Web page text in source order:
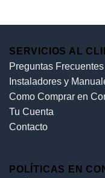
SERVICIOS AL
Preguntas
Instaladores y
Como Comprar en
Tu Cuenta
Contacto
POLÍTICAS EN